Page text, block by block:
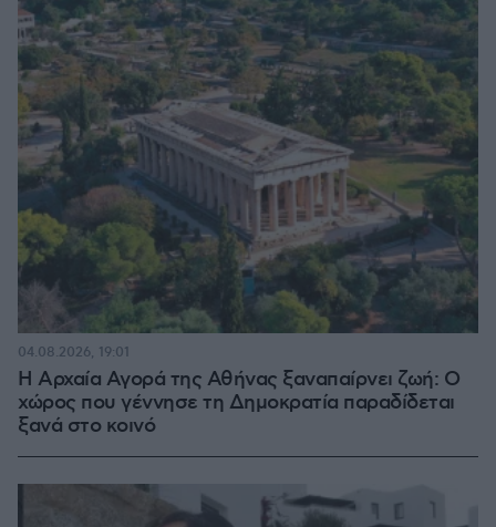
Η Αρχαία Αγορά της Αθήνας ξαναπαίρνει ζωή: Ο
χώρος που γέννησε τη Δημοκρατία παραδίδεται
ξανά στο κοινό
04.08.2026, 19:01